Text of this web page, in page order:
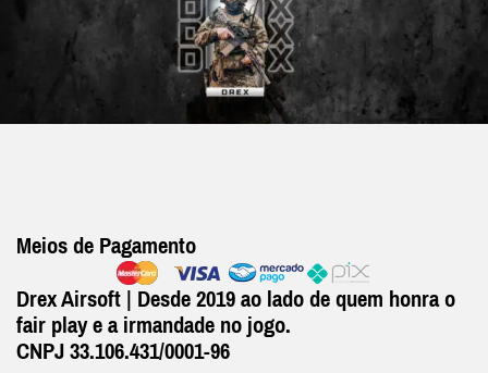
Meios de Pagamento
Drex Airsoft | Desde 2019 ao lado de quem honra o
fair play e a irmandade no jogo.
CNPJ 33.106.431/0001-96